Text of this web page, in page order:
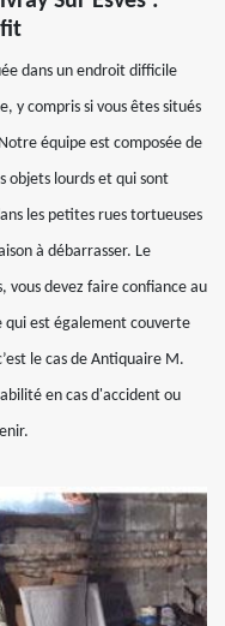
dans un endroit difficile
y compris si vous êtes situés
équipe est composée de
objets lourds et qui sont
les petites rues tortueuses
à débarrasser. Le
vous devez faire confiance au
qui est également couverte
le cas de Antiquaire M.
en cas d'accident ou